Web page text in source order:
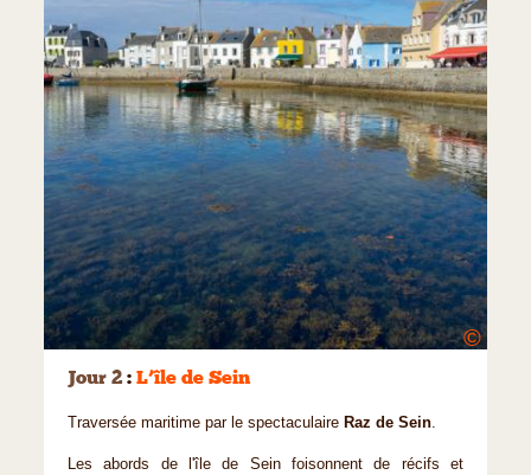
©
Jour 2 : L’île de Sein
Traversée maritime par le spectaculaire Raz de Sein.
Les abords de l'île de Sein foisonnent de récifs et